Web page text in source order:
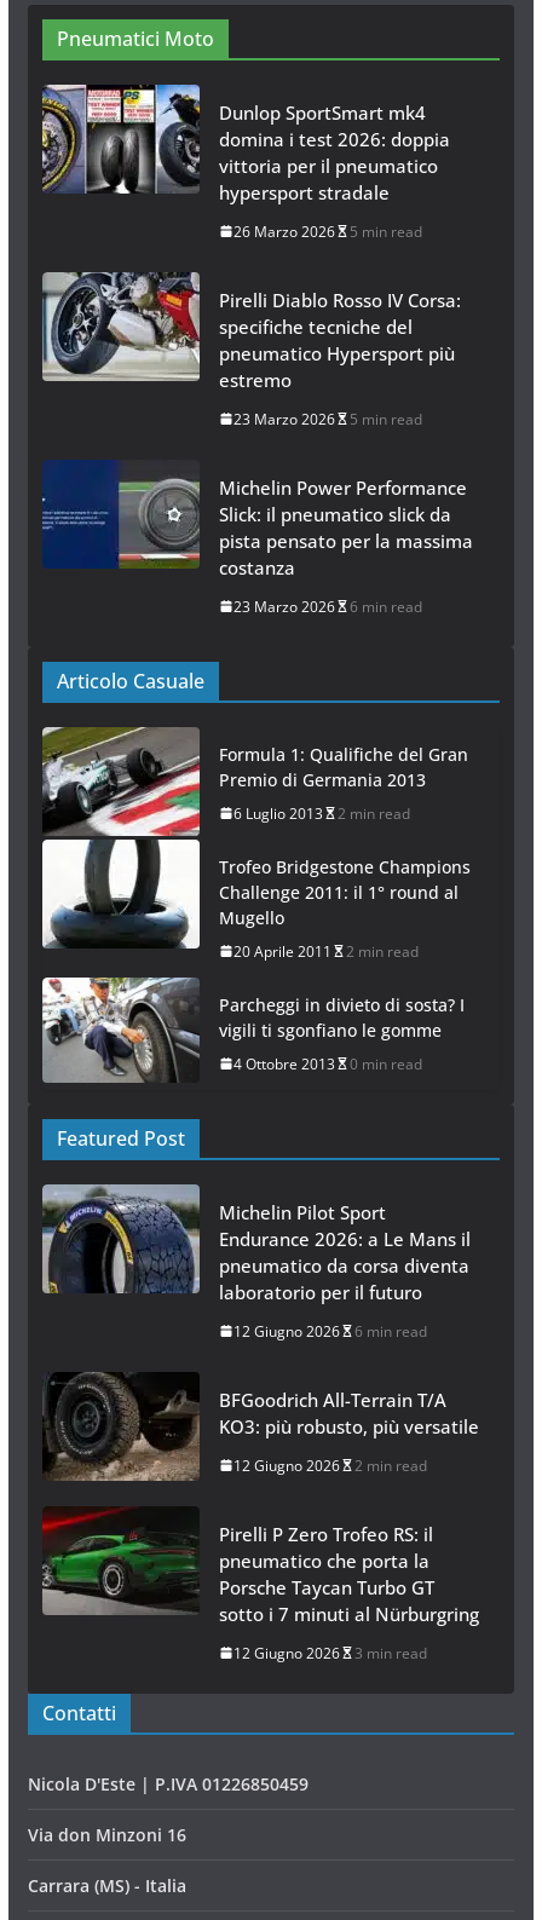
Pneumatici Moto
Dunlop SportSmart mk4
domina i test 2026: doppia
vittoria per il pneumatico
hypersport stradale
26 Marzo 2026 5 min read
Pirelli Diablo Rosso IV Corsa:
specifiche tecniche del
pneumatico Hypersport più
estremo
23 Marzo 2026 5 min read
Michelin Power Performance
Slick: il pneumatico slick da
pista pensato per la massima
costanza
23 Marzo 2026 6 min read
Articolo Casuale
Formula 1: Qualifiche del Gran
Premio di Germania 2013
6 Luglio 2013 2 min read
Trofeo Bridgestone Champions
Challenge 2011: il 1° round al
Mugello
20 Aprile 2011 2 min read
Parcheggi in divieto di sosta? I
vigili ti sgonfiano le gomme
4 Ottobre 2013 0 min read
Featured Post
Michelin Pilot Sport
Endurance 2026: a Le Mans il
pneumatico da corsa diventa
laboratorio per il futuro
12 Giugno 2026 6 min read
BFGoodrich All-Terrain T/A
KO3: più robusto, più versatile
12 Giugno 2026 2 min read
Pirelli P Zero Trofeo RS: il
pneumatico che porta la
Porsche Taycan Turbo GT
sotto i 7 minuti al Nürburgring
12 Giugno 2026 3 min read
Contatti
Nicola D'Este | P.IVA 01226850459
Via don Minzoni 16
Carrara (MS) - Italia